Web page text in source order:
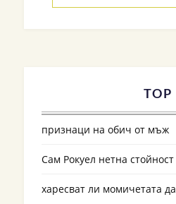
TOP
признаци на обич от мъж
Сам Рокуел нетна стойност
харесват ли момичетата